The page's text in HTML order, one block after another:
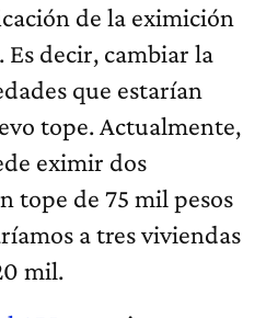
de la eximición
decir, cambiar la
que estarían
tope. Actualmente,
eximir dos
tope de 75 mil pesos
a tres viviendas
mil.